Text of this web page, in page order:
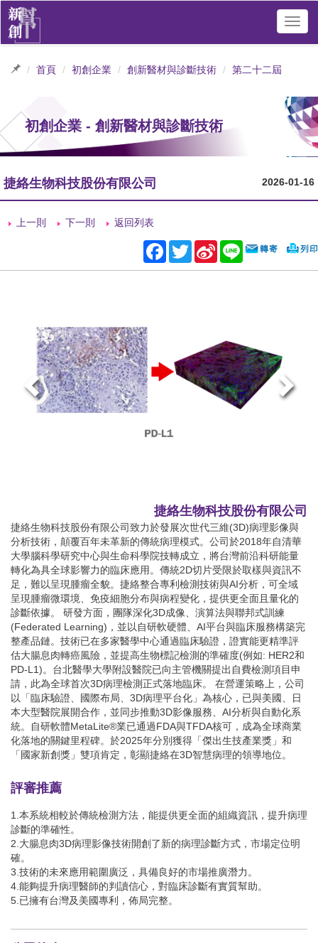
首頁 初創企業 創新醫材與診斷技術 第二十二屆
初創企業 - 創新醫材與診斷技術
捷絡生物科技股份有限公司 2026-01-16
上一則 下一則 返回列表
Facebook
TwitterSina
Weibo
Line
捷絡生物科技股份有限公司
捷絡生物科技股份有限公司致力於發展次世代三維(3D)病理影像與
分析技術，顛覆百年未革新的傳統病理模式。公司於2018年自清華
大學腦科學研究中心與生命科學院技轉成立，將台灣前沿科研能量
轉化為具全球影響力的臨床應用。傳統2D切片受限於取樣與資訊不
足，難以呈現腫瘤全貌。捷絡整合專利檢測技術與AI分析，可全域
呈現腫瘤微環境、免疫細胞分布與病程變化，提供更全面且量化的
診斷依據。 研發方面，團隊深化3D成像、演算法與聯邦式訓練
(Federated Learning)，並以自研軟硬體、AI平台與臨床服務構築完
整產品鏈。技術已在多家醫學中心通過臨床驗證，證實能更精準評
估大腸息肉轉癌風險，並提高生物標記檢測的準確度(例如: HER2和
PD-L1)。台北醫學大學附設醫院已向主管機關提出自費檢測項目申
請，此為全球首次3D病理檢測正式落地臨床。 在營運策略上，公司
以「臨床驗證、國際布局、3D病理平台化」為核心，已與美國、日
本大型醫院展開合作，並同步推動3D影像服務、AI分析與自動化系
統。自研軟體MetaLite®業已通過FDA與TFDA核可，成為全球商業
化落地的關鍵里程碑。於2025年分別獲得「傑出生技產業獎」和
「國家新創獎」雙項肯定，彰顯捷絡在3D智慧病理的領導地位。
評審推薦
1.本系統相較於傳統檢測方法，能提供更全面的組織資訊，提升病理
診斷的準確性。
2.大腸息肉3D病理影像技術開創了新的病理診斷方式，市場定位明
確。
3.技術的未來應用範圍廣泛，具備良好的市場推廣潛力。
4.能夠提升病理醫師的判讀信心，對臨床診斷有實質幫助。
5.已擁有台灣及美國專利，佈局完整。